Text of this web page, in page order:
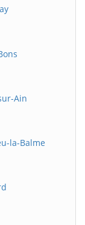
Ain
la-Balme